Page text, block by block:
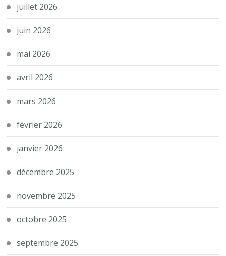
juillet 2026
juin 2026
mai 2026
avril 2026
mars 2026
février 2026
janvier 2026
décembre 2025
novembre 2025
octobre 2025
septembre 2025